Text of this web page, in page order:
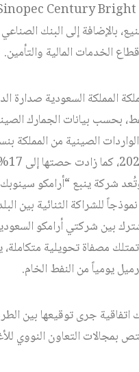
بالإضافة إلى البنك
الخدمات المالية والتأمين.
المملكة السعودية صدارة
شركة ينبع “أرامكو
للشراكة الثنائية بين
بين شركتي أرامكو
مصفاة تحويلية متكاملة،
اتفاقية جرى توقيعها بين